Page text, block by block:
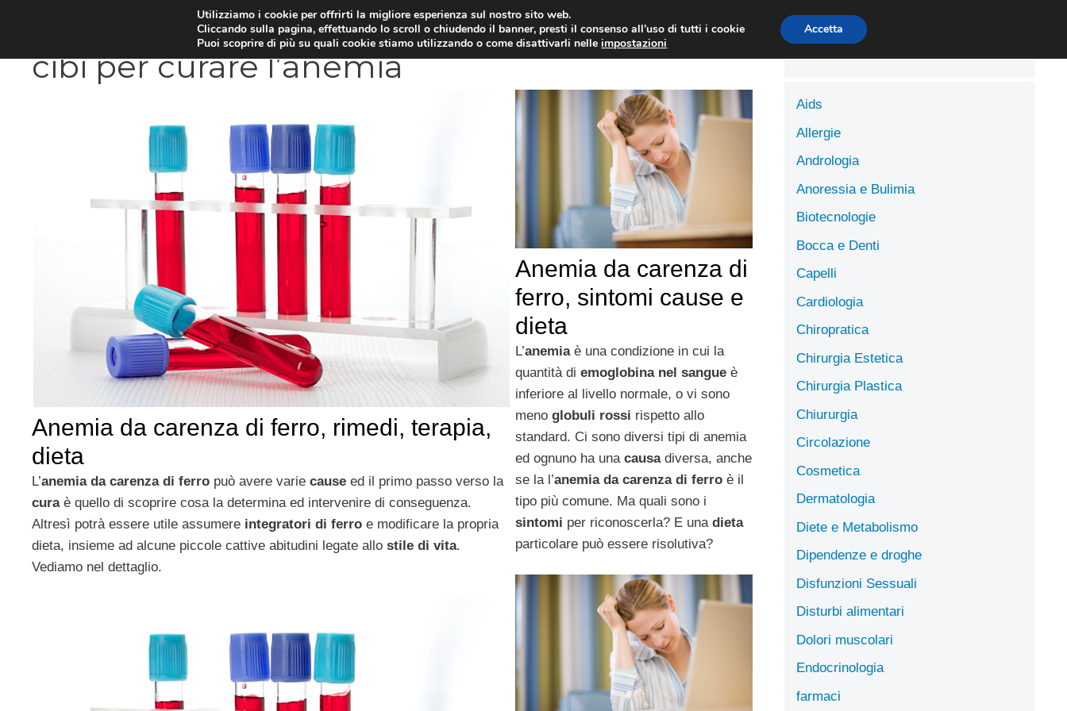
DIETE E METABOLISMO PSICOLOGIA NEUROLOGIA CARDIOLOGIA SCIENZE DELL’ALIMENTAZIONE
cibi per curare l’anemia
Anemia da carenza di ferro, rimedi, terapia,
dieta
L’anemia da carenza di ferro può avere varie cause ed il primo passo verso la
curaè quello di scoprire cosa la determina ed intervenire di conseguenza.
Altresì potrà essere utile assumere integratori di ferro e modificare la propria
dieta, insieme ad alcune piccole cattive abitudini legate allo stile di vita.
Vediamo nel dettaglio.
Anemia da carenza di
ferro, sintomi cause e
dieta
L’anemiaè una condizione in cui la
quantità di emoglobina nel sangueè
inferiore al livello normale, o vi sono
meno globuli rossi rispetto allo
standard. Ci sono diversi tipi di anemia
ed ognuno ha una causadiversa, anche
se la l’anemia da carenza di ferroè il
tipo più comune. Ma quali sono i
sintomi per riconoscerla? E una dieta
particolare può essere risolutiva?
Aids
Allergie
Andrologia
Anoressia e Bulimia
Biotecnologie
Bocca e Denti
Capelli
Cardiologia
Chiropratica
Chirurgia Estetica
Chirurgia Plastica
Chiururgia
Circolazione
Cosmetica
Dermatologia
Diete e Metabolismo
Dipendenze e droghe
Disfunzioni Sessuali
Disturbi alimentari
Dolori muscolari
Endocrinologia
farmaci
Utilizziamo i cookie per offrirti la migliore esperienza sul nostro sito web.
Cliccando sulla pagina, effettuando lo scroll o chiudendo il banner, presti il consenso all’uso di tutti i cookie
Puoi scoprire di più su quali cookie stiamo utilizzando o come disattivarli nelleimpostazioni
Accetta